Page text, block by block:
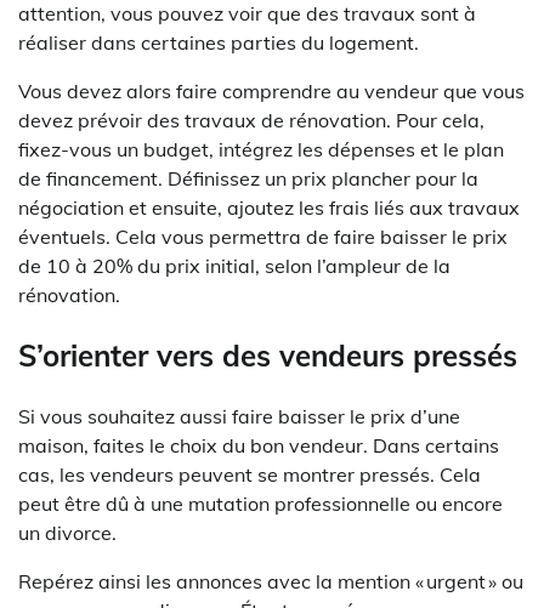
attention, vous pouvez voir que des travaux sont à
réaliser dans certaines parties du logement.
Vous devez alors faire comprendre au vendeur que vous
devez prévoir des travaux de rénovation. Pour cela,
fixez-vous un budget, intégrez les dépenses et le plan
de financement. Définissez un prix plancher pour la
négociation et ensuite, ajoutez les frais liés aux travaux
éventuels. Cela vous permettra de faire baisser le prix
de 10 à 20% du prix initial, selon l’ampleur de la
rénovation.
S’orienter vers des vendeurs pressés
Si vous souhaitez aussi faire baisser le prix d’une
maison, faites le choix du bon vendeur. Dans certains
cas, les vendeurs peuvent se montrer pressés. Cela
peut être dû à une mutation professionnelle ou encore
un divorce.
Repérez ainsi les annonces avec la mention « urgent » ou